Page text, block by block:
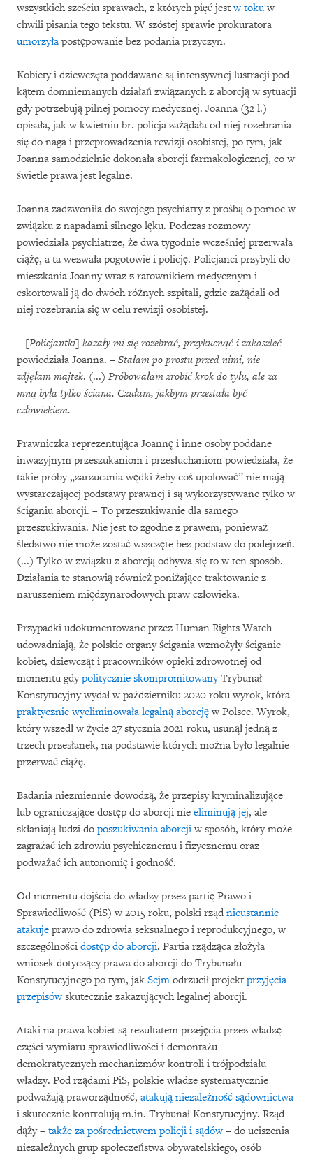
wszystkich sześciu sprawach, z których pięć jestw tokuw
chwili pisania tego tekstu. W szóstej sprawie prokuratora
umorzyła postępowanie bez podania przyczyn.
Kobiety i dziewczęta poddawane są intensywnej lustracji pod
kątem domniemanych działań związanych z aborcją w sytuacji
gdy potrzebują pilnej pomocy medycznej. Joanna (32 l.)
opisała, jak w kwietniu br. policja zażądała od niej rozebrania
się do naga i przeprowadzenia rewizji osobistej, po tym, jak
Joanna samodzielnie dokonała aborcji farmakologicznej, co w
świetle prawa jest legalne.
Joanna zadzwoniła do swojego psychiatry z prośbą o pomoc w
związku z napadami silnego lęku. Podczas rozmowy
powiedziała psychiatrze, że dwa tygodnie wcześniej przerwała
ciążę, a ta wezwała pogotowie i policję. Policjanci przybyli do
mieszkania Joanny wraz z ratownikiem medycznym i
eskortowali ją do dwóch różnych szpitali, gdzie zażądali od
niej rozebrania się w celu rewizji osobistej.
– [Policjantki] kazały mi się rozebrać, przykucnąć i zakaszleć–
powiedziała Joanna. – Stałam po prostu przed nimi, nie
zdjęłam majtek. (...) Próbowałam zrobić krok do tyłu, ale za
mną była tylko ściana. Czułam, jakbym przestała być
człowiekiem.
Prawniczka reprezentująca Joannę i inne osoby poddane
inwazyjnym przeszukaniom i przesłuchaniom powiedziała, że
takie próby „zarzucania wędki żeby coś upolować” nie mają
wystarczającej podstawy prawnej i są wykorzystywane tylko w
ściganiu aborcji. – To przeszukiwanie dla samego
przeszukiwania. Nie jest to zgodne z prawem, ponieważ
śledztwo nie może zostać wszczęte bez podstaw do podejrzeń.
(...) Tylko w związku z aborcją odbywa się to w ten sposób.
Działania te stanowią również poniżające traktowanie z
naruszeniem międzynarodowych praw człowieka.
Przypadki udokumentowane przez Human Rights Watch
udowadniają, że polskie organy ścigania wzmożyły ściganie
kobiet, dziewcząt i pracowników opieki zdrowotnej od
momentu gdypolitycznie skompromitowanyTrybunał
Konstytucyjny wydał w październiku 2020 roku wyrok, która
praktycznie wyeliminowała legalną aborcję w Polsce. Wyrok,
który wszedł w życie 27 stycznia 2021 roku, usunął jedną z
trzech przesłanek, na podstawie których można było legalnie
przerwać ciążę.
Badania niezmiennie dowodzą, że przepisy kryminalizujące
lub ograniczające dostęp do aborcji nie eliminują jej, ale
skłaniają ludzi do poszukiwania aborcji w sposób, który może
zagrażać ich zdrowiu psychicznemu i fizycznemu oraz
podważać ich autonomię i godność.
Od momentu dojścia do władzy przez partię Prawo i
Sprawiedliwość (PiS) w 2015 roku, polski rząd nieustannie
atakuje prawo do zdrowia seksualnego i reprodukcyjnego, w
szczególności dostęp do aborcji. Partia rządząca złożyła
wniosek dotyczący prawa do aborcji do Trybunału
Konstytucyjnego po tym, jak Sejm odrzucił projekt przyjęcia
przepisówskutecznie zakazujących legalnej aborcji.
Ataki na prawa kobiet są rezultatem przejęcia przez władzę
części wymiaru sprawiedliwości i demontażu
demokratycznych mechanizmów kontroli i trójpodziału
władzy. Pod rządami PiS, polskie władze systematycznie
podważają praworządność, atakują niezależność sądownictwa
i skutecznie kontrolują m.in. Trybunał Konstytucyjny. Rząd
dąży – także za pośrednictwem policji i sądów– do uciszenia
niezależnych grup społeczeństwa obywatelskiego, osób